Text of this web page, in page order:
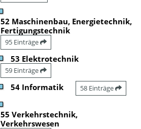
52 Maschinenbau, Energietechnik,
Fertigungstechnik
95 Einträge
53 Elektrotechnik
59 Einträge
54 Informatik 58 Einträge
55 Verkehrstechnik,
Verkehrswesen